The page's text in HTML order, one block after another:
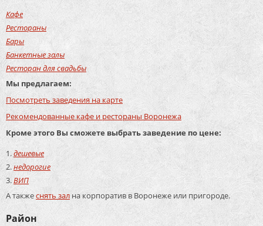
Кафе
Рестораны
Бары
Банкетные залы
Ресторан для свадьбы
Мы предлагаем:
Посмотреть заведения на карте
Рекомендованные кафе и рестораны Воронежа
Кроме этого Вы сможете выбрать заведение по цене:
дешевые
недорогие
ВИП
А такжеснять зал на корпоратив в Воронеже или пригороде.
Район